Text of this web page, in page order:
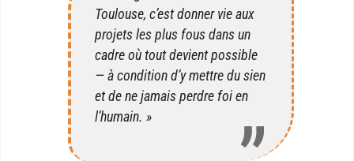
Toulouse, c’est donner vie aux
projets les plus fous dans un
cadre où tout devient possible
— à condition d’y mettre du sien
et de ne jamais perdre foi en
l’humain. »